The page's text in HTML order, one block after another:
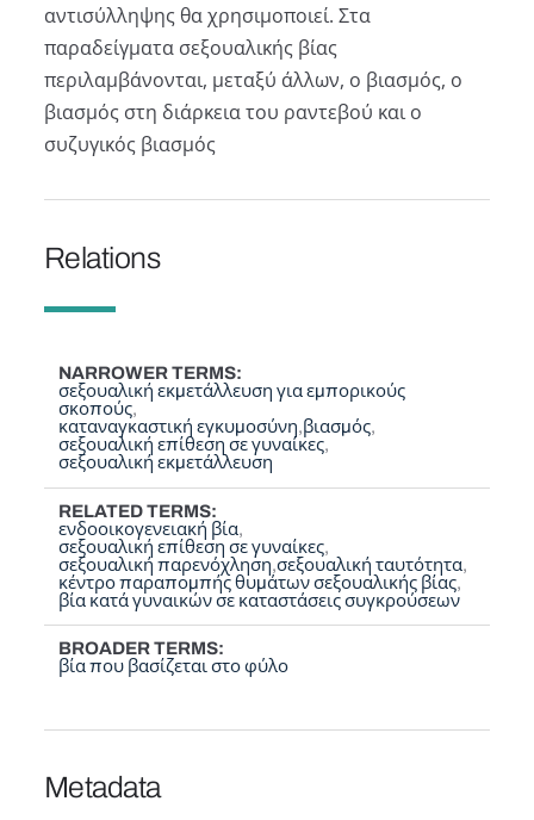
αντισύλληψης θα χρησιμοποιεί. Στα
παραδείγματα σεξουαλικής βίας
περιλαμβάνονται, μεταξύ άλλων, ο βιασμός, ο
βιασμός στη διάρκεια του ραντεβού και ο
συζυγικός βιασμός
Relations
NARROWER TERMS
σεξουαλική εκμετάλλευση για εμπορικούς
σκοπούς
καταναγκαστική εγκυμοσύνη βιασμός
σεξουαλική επίθεση σε γυναίκες
σεξουαλική εκμετάλλευση
RELATED TERMS
ενδοοικογενειακή βία
σεξουαλική επίθεση σε γυναίκες
σεξουαλική παρενόχληση σεξουαλική ταυτότητα
κέντρο παραπομπής θυμάτων σεξουαλικής βίας
βία κατά γυναικών σε καταστάσεις συγκρούσεων
BROADER TERMS
βία που βασίζεται στο φύλο
Metadata